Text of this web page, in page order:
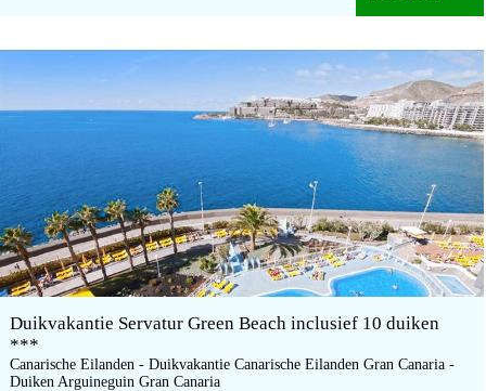
Duikvakantie Servatur Green Beach inclusief 10 duiken
***
Canarische Eilanden - Duikvakantie Canarische Eilanden Gran Canaria -
Duiken Arguineguin Gran Canaria